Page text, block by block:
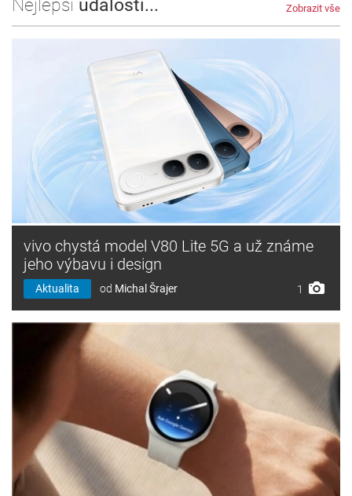
Nejlepší události... Zobrazit vše
vivo chystá model V80 Lite 5G a už známe
jeho výbavu i design
Aktualita od Michal Šrajer 1